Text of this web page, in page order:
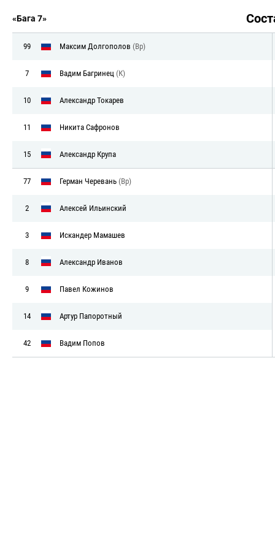
«Бага 7»
99 Максим Долгополов (Вр)
7 Вадим Багринец (К)
10 Александр Токарев
11 Никита Сафронов
15 Александр Крупа
77 Герман Черевань (Вр)
2 Алексей Ильинский
3 Искандер Мамашев
8 Александр Иванов
9 Павел Кожинов
14 Артур Папоротный
42 Вадим Попов